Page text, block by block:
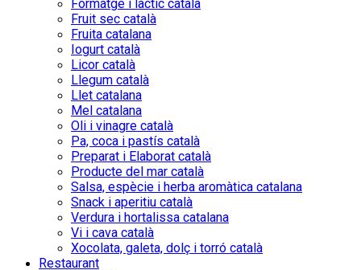
Formatge i làctic català
Fruit sec català
Fruita catalana
Iogurt català
Licor català
Llegum català
Llet catalana
Mel catalana
Oli i vinagre català
Pa, coca i pastís català
Preparat i Elaborat català
Producte del mar català
Salsa, espècie i herba aromàtica catalana
Snack i aperitiu català
Verdura i hortalissa catalana
Vi i cava català
Xocolata, galeta, dolç i torró català
Restaurant